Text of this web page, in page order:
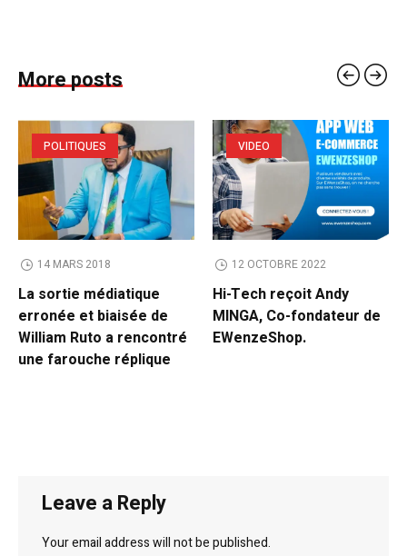
More posts
POLITIQUES
14 MARS 2018
La sortie médiatique
erronée et biaisée de
William Ruto a rencontré
une farouche réplique
VIDEO
12 OCTOBRE 2022
Hi-Tech reçoit Andy
MINGA, Co-fondateur de
EWenzeShop.
Leave a Reply
Your email address will not be published.